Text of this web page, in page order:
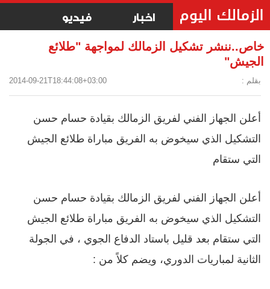
اخبار فيديو
خاص..ننشر تشكيل الزمالك لمواجهة "طلائع
الجيش"
بقلم : 2014-09-21T18:44:08+03:00
أعلن الجهاز الفني لفريق الزمالك بقيادة حسام حسن
التشكيل الذي سيخوض به الفريق مباراة طلائع الجيش
التي ستقام
أعلن الجهاز الفني لفريق الزمالك بقيادة حسام حسن
التشكيل الذي سيخوض به الفريق مباراة طلائع الجيش
التي ستقام بعد قليل باستاد الدفاع الجوي ، في الجولة
الثانية لمباريات الدوري، ويضم كلاً من :